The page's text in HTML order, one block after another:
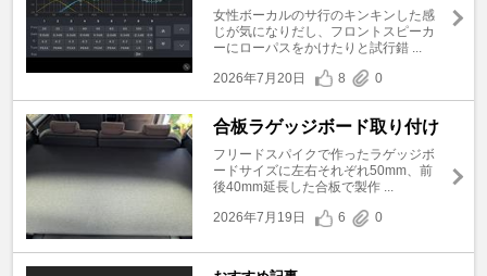
女性ボーカルのサ行のキンキンした感
じが気になりだし、フロントスピーカ
ーにローパスをかけたりと試行錯 ...
2026年7月20日
8 0
合板ラゲッジボード取り付け
フリードスパイクで作ったラゲッジボ
ードサイズに左右それぞれ50mm、前
後40mm延長した合板で製作 ...
2026年7月19日
6 0